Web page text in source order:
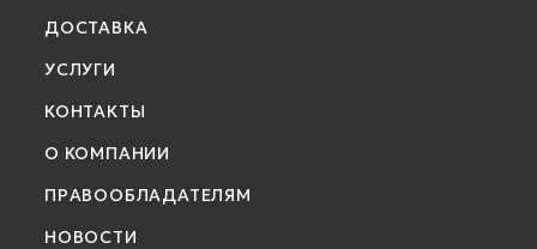
ДОСТАВКА
УСЛУГИ
КОНТАКТЫ
О КОМПАНИИ
ПРАВООБЛАДАТЕЛЯМ
НОВОСТИ